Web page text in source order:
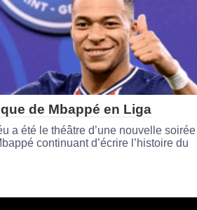
de Mbappé en Liga
a été le théâtre d’une nouvelle soirée
continuant d’écrire l’histoire du